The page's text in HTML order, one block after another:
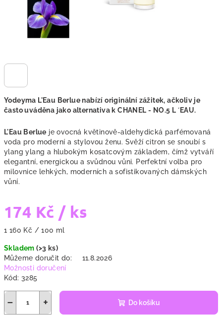
Yodeyma L'Eau Berlue nabízí originální zážitek, ačkoliv je
často uváděna jako alternativa kCHANEL - NO.5 L ´EAU.
L'Eau Berlue je ovocná květinově-aldehydická parfémovaná
voda pro moderní a stylovou ženu. Svěží citron se snoubí s
ylang ylang a hlubokým kosatcovým základem, čímž vytváří
elegantní, energickou a svůdnou vůni. Perfektní volba pro
milovnice lehkých, moderních a sofistikovaných dámských
vůní.
174 Kč / ks
Měrná
1 160 Kč / 100 ml
Skladem(>3 ks)
Můžeme doručit do:
11.8.2026
Možnosti doručení
Kód: 3285
+
− Do košíku